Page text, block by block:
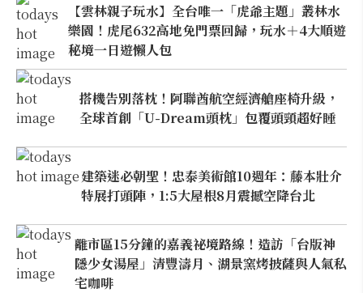
【雲林親子玩水】全台唯一「虎爺主題」叢林水
樂園！虎尾632高地免門票回歸，玩水＋4大順遊
秘境一日遊懶人包
搭機告別落枕！阿聯酋航空經濟艙座椅升級，
全球首創「U-Dream頭枕」包覆頭頸超好睡
建築迷必朝聖！忠泰美術館10週年：藤本壯介
特展打頭陣，1:5大屋根8月震撼空降台北
離市區15分鐘的嘉義祕境路線！造訪「台版神
隱少女湯屋」清豐濤月、湖景窯烤披薩與人氣私
宅咖啡